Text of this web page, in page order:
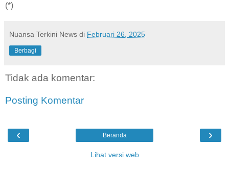
(*)
Nuansa Terkini News di Februari 26, 2025
Berbagi
Tidak ada komentar:
Posting Komentar
‹ ›
Beranda
Lihat versi web